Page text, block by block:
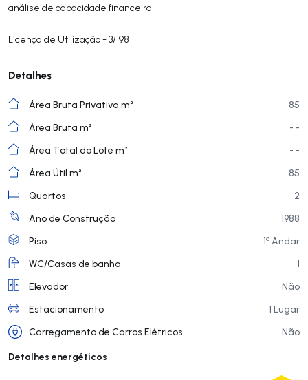
análise de capacidade financeira
Licença de Utilização - 3/1981
Detalhes
Área Bruta Privativa m²
85
Área Bruta m²
- -
Área Total do Lote m²
- -
Área Útil m²
85
Quartos
2
Ano de Construção
1988
Piso
1o Andar
WC/Casas de banho
1
Elevador
Não
Estacionamento
1 Lugar
Carregamento de Carros Elétricos
Não
Detalhes energéticos